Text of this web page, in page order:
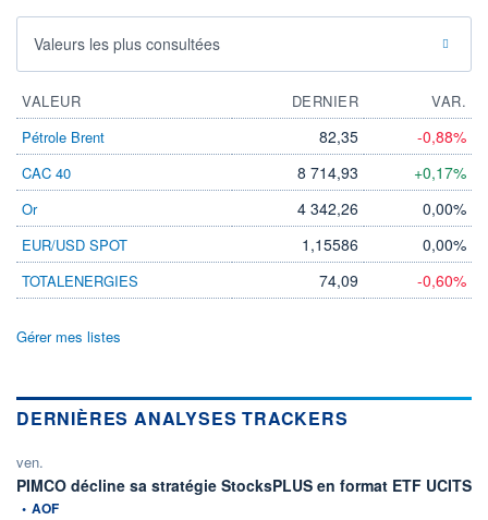
Valeurs les plus consultées
VALEUR DERNIER
VAR.
Pétrole Brent
82,35 -0,88%
CAC 40 8 714,93 +0,17%
Or 4 342,26 0,00%
EUR/USD SPOT 1,15586 0,00%
TOTALENERGIES 74,09 -0,60%
Gérer mes listes
DERNIÈRES ANALYSES TRACKERS
ven.
PIMCO décline sa stratégie StocksPLUS en format ETF UCITS
• AOF